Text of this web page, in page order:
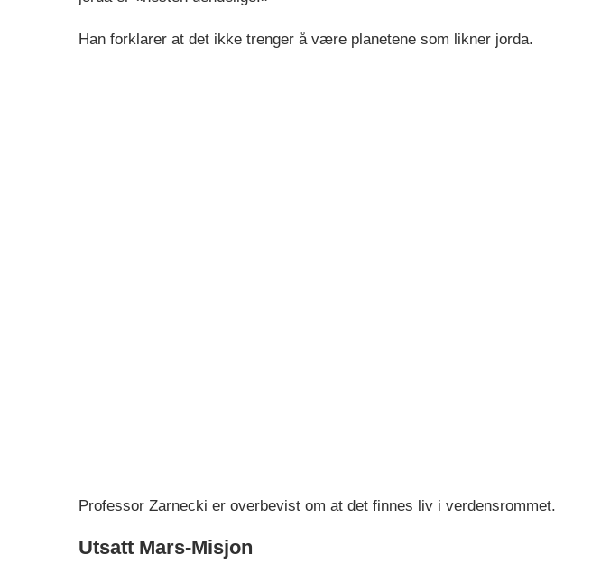
Han forklarer at det ikke trenger å være planetene som likner jorda.
Professor Zarnecki er overbevist om at det finnes liv i verdensrommet.
Utsatt Mars-Misjon